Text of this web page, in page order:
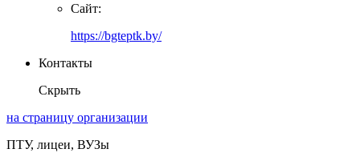
Сайт:
https://bgteptk.by/
Контакты
Скрыть
на страницу организации
ПТУ, лицеи, ВУЗы